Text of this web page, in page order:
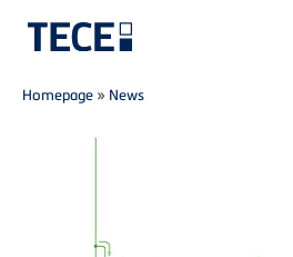
Skip to main content
Breadcrumb
Homepage » News